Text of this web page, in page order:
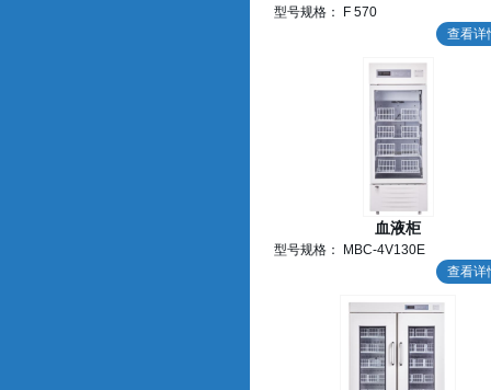
型号规格： F 570
查看详
血液柜
型号规格： MBC-4V130E
查看详